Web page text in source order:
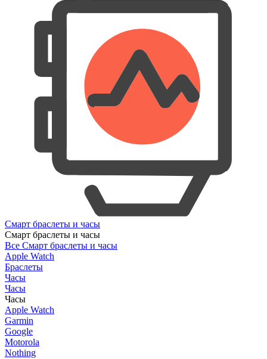
Смарт браслеты и часы
Смарт браслеты и часы
Все Смарт браслеты и часы
Apple Watch
Браслеты
Часы
Часы
Часы
Apple Watch
Garmin
Google
Motorola
Nothing